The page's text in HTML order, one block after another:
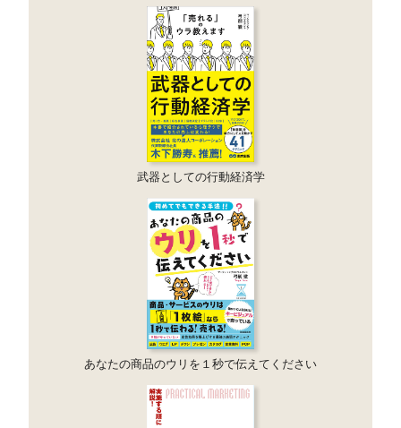
武器としての行動経済学
あなたの商品のウリを１秒で伝えてください